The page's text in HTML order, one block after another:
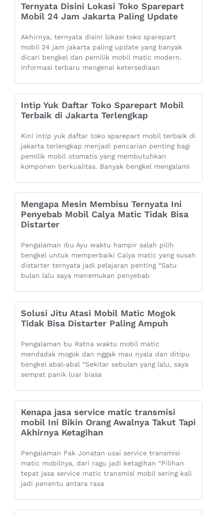
Ternyata Disini Lokasi Toko Sparepart
Mobil 24 Jam Jakarta Paling Update
Akhirnya, ternyata disini lokasi toko sparepart
mobil 24 jam jakarta paling update yang banyak
dicari bengkel dan pemilik mobil matic modern.
Informasi terbaru mengenai ketersediaan
Intip Yuk Daftar Toko Sparepart Mobil
Terbaik di Jakarta Terlengkap
Kini intip yuk daftar toko sparepart mobil terbaik di
jakarta terlengkap menjadi pencarian penting bagi
pemilik mobil otomatis yang membutuhkan
komponen berkualitas. Banyak bengkel mengalami
Mengapa Mesin Membisu Ternyata Ini
Penyebab Mobil Calya Matic Tidak Bisa
Distarter
Pengalaman ibu Ayu waktu hampir salah pilih
bengkel untuk memperbaiki Calya matic yang susah
distarter ternyata jadi pelajaran penting “Satu
bulan lalu saya menemukan penyebab
Solusi Jitu Atasi Mobil Matic Mogok
Tidak Bisa Distarter Paling Ampuh
Pengalaman bu Ratna waktu mobil matic
mendadak mogok dan nggak mau nyala dan ditipu
bengkel abal-abal “Sekitar sebulan yang lalu, saya
sempat panik luar biasa
Kenapa jasa service matic transmisi
mobil Ini Bikin Orang Awalnya Takut Tapi
Akhirnya Ketagihan
Pengalaman Pak Jonatan usai service transmisi
matic mobilnya, dari ragu jadi ketagihan “Pilihan
tepat jasa service matic transmisi mobil sering kali
jadi penentu antara rasa